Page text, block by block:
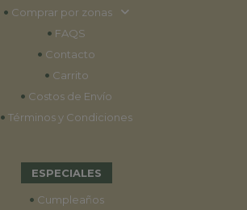
• Comprar por zonas
• FAQS
• Contacto
• Carrito
• Costos de Envío
• Términos y Condiciones
ESPECIALES
• Cumpleaños